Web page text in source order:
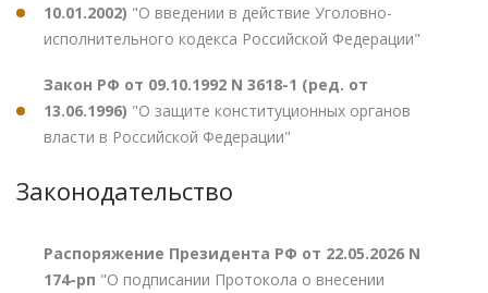
10.01.2002) "О введении в действие Уголовно-
исполнительного кодекса Российской Федерации"
Закон РФ от 09.10.1992 N 3618-1 (ред. от
13.06.1996) "О защите конституционных органов
власти в Российской Федерации"
Законодательство
Распоряжение Президента РФ от 22.05.2026 N
174-рп "О подписании Протокола о внесении